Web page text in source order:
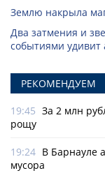
Землю накрыла
Два затмения и
событиями удивит
РЕКОМЕНДУЕМ
19:45 За 2 млн
рощу
19:24 В Барнауле
мусора